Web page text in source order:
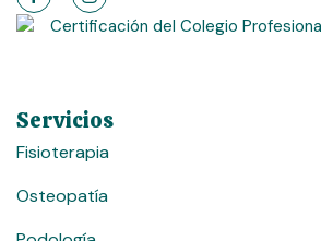
Servicios
Fisioterapia
Osteopatía